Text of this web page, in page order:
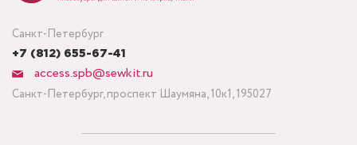
Санкт-Петербург
+7 (812) 655-67-41
access.spb@sewkit.ru
Санкт-Петербург, проспект Шаумяна, 10к1, 195027